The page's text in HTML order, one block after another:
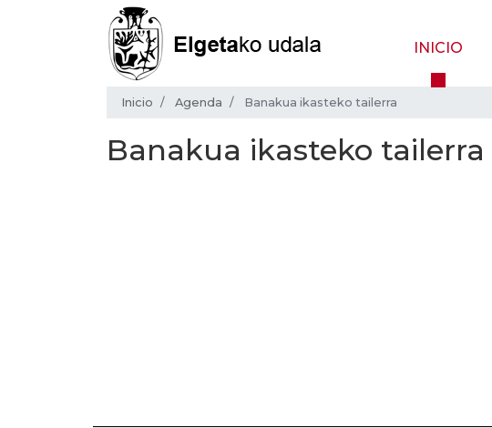
INICIO
Inicio Agenda Banakua ikasteko tailerra
Banakua ikasteko tailerra